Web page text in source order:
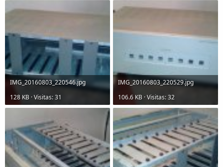
IMG_20160803_220546.jpg
128 KB · Visitas: 31
IMG_20160803_220529.jpg
106.6 KB · Visitas: 32